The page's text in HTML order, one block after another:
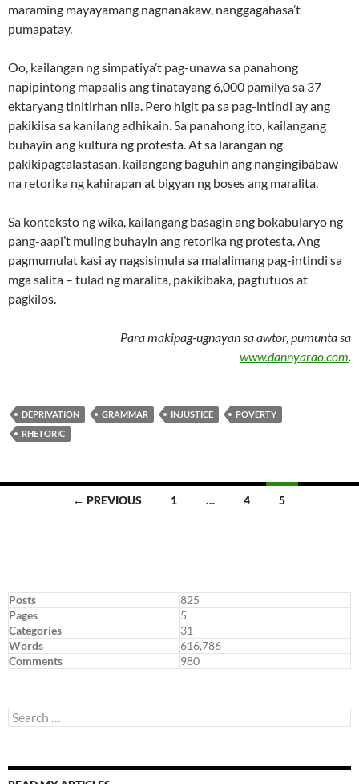
maraming mayayamang nagnanakaw, nanggagahasa’t
pumapatay.
Oo, kailangan ng simpatiya’t pag-unawa sa panahong
napipintong mapaalis ang tinatayang 6,000 pamilya sa 37
ektaryang tinitirhan nila. Pero higit pa sa pag-intindi ay ang
pakikiisa sa kanilang adhikain. Sa panahong ito, kailangang
buhayin ang kultura ng protesta. At sa larangan ng
pakikipagtalastasan, kailangang baguhin ang nangingibabaw
na retorika ng kahirapan at bigyan ng boses ang maralita.
Sa konteksto ng wika, kailangang basagin ang bokabularyo ng
pang-aapi’t muling buhayin ang retorika ng protesta. Ang
pagmumulat kasi ay nagsisimula sa malalimang pag-intindi sa
mga salita – tulad ng maralita, pakikibaka, pagtutuos at
pagkilos.
Para makipag-ugnayan sa awtor, pumunta sa
www.dannyarao.com.
DEPRIVATION GRAMMAR INJUSTICE
POVERTY
RHETORIC
← PREVIOUS 1 … 4 5
Posts
825
Pages
5
Categories
31
Words
616,786
Comments
980
Search
for: